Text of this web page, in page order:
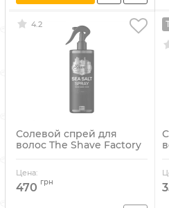
4.2
Солевой спрей для
волос The Shave Factory
Артикул:
Цена:
470 грн